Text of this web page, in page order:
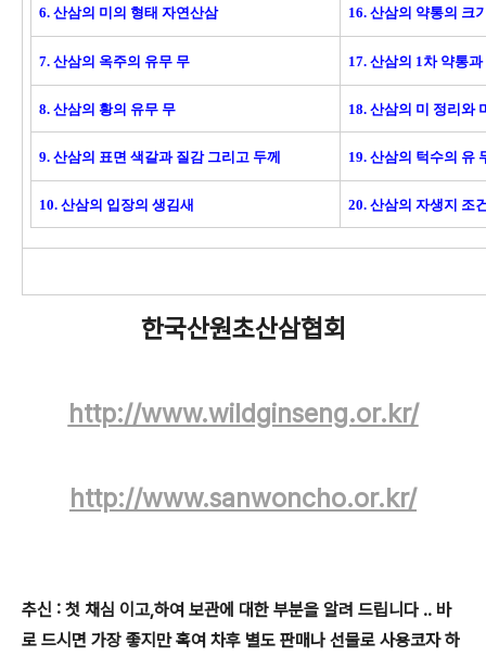
6. 산삼의 미의 형태 자연산삼 16. 산삼의 약통의 크
7. 산삼의 옥주의 유무 무 17. 산삼의 1차 약통
8. 산삼의 황의 유무 무 18. 산삼의 미 정리와
9. 산삼의 표면 색갈과 질감 그리고 두께 19. 산삼의 턱수의 유
10. 산삼의 입장의 생김새 20. 산삼의 자생지 조
한국산원초산삼협회
http://www.wildginseng.or.kr/
http://www.sanwoncho.or.kr/
추신 : 첫 채심 이고,하여 보관에 대한 부분을 알려 드립니다 .. 바
로 드시면 가장 좋지만 혹여 차후 별도 판매나 선물로 사용코자 하